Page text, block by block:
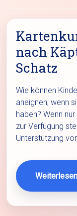
nach
Schatz
Wie können
aneignen, wenn
haben? Wenn
zur Verfügung
Unterstützung
Weiterlesen